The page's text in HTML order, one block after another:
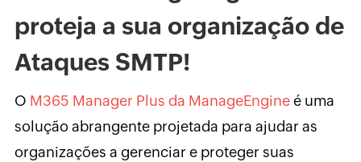
proteja a sua organização de
Ataques SMTP!
O M365 Manager Plus da ManageEngineé uma
solução abrangente projetada para ajudar as
organizações a gerenciar e proteger suas